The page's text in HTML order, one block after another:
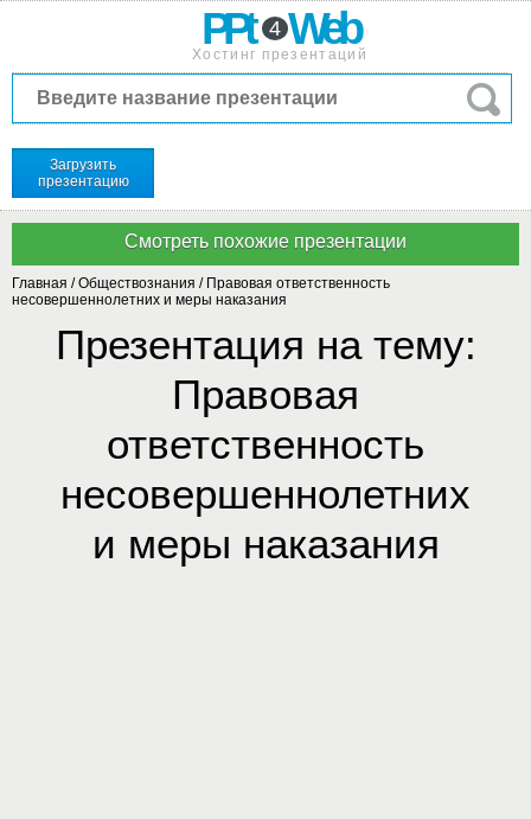
PPt 4 Web
Хостинг презентаций
Загрузить
презентацию
Главная /Обществознания / Правовая ответственность
несовершеннолетних и меры наказания
Презентация на тему:
Правовая
ответственность
несовершеннолетних
и меры наказания